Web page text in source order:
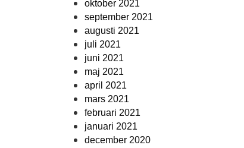
oktober 2021
september 2021
augusti 2021
juli 2021
juni 2021
maj 2021
april 2021
mars 2021
februari 2021
januari 2021
december 2020